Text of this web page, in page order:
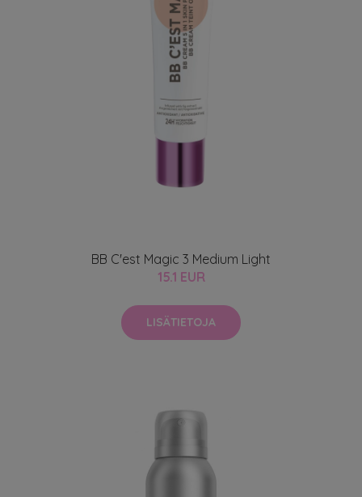
BB C'est Magic 3 Medium Light
15.1 EUR
LISÄTIETOJA